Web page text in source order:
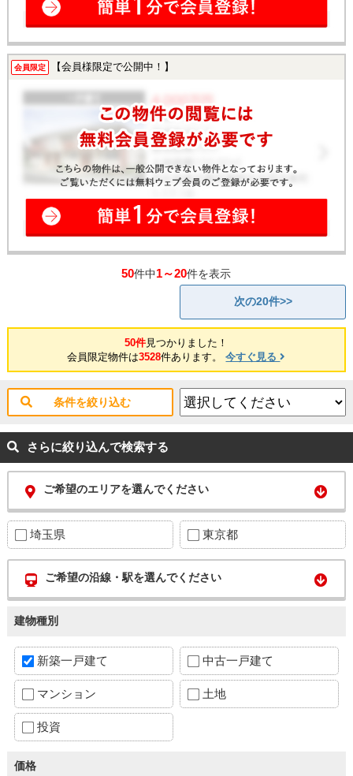
会員限定 【会員様限定で公開中！】
50件中1～20件を表示
次の20件>>
50件見つかりました！
会員限定物件は3528件あります。今すぐ見る
条件を絞り込む
さらに絞り込んで検索する
ご希望のエリアを選んでください
埼玉県 東京都
ご希望の沿線・駅を選んでください
建物種別
新築一戸建て 中古一戸建て
マンション 土地
投資
価格